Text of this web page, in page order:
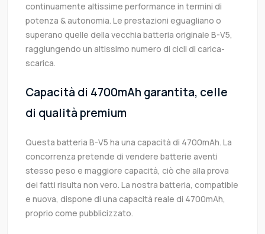
continuamente altissime performance in termini di
potenza & autonomia. Le prestazioni eguagliano o
superano quelle della vecchia batteria originale B-V5,
raggiungendo un altissimo numero di cicli di carica-
scarica.
Capacità di 4700mAh garantita, celle
di qualità premium
Questa batteria B-V5 ha una capacità di 4700mAh. La
concorrenza pretende di vendere batterie aventi
stesso peso e maggiore capacità, ciò che alla prova
dei fatti risulta non vero. La nostra batteria, compatible
e nuova, dispone di una capacità reale di 4700mAh,
proprio come pubblicizzato.